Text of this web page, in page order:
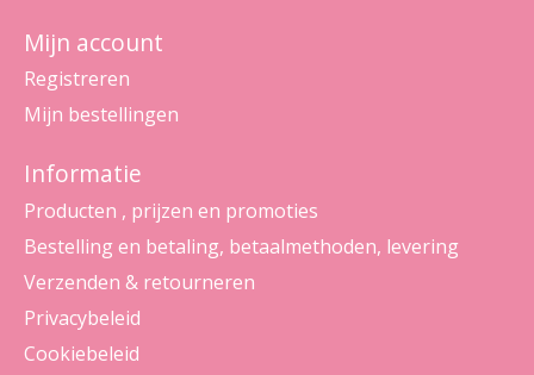
Mijn account
Registreren
Mijn bestellingen
Informatie
Producten , prijzen en promoties
Bestelling en betaling, betaalmethoden, levering
Verzenden & retourneren
Privacybeleid
Cookiebeleid